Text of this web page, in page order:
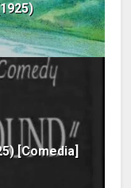
[Comedia]